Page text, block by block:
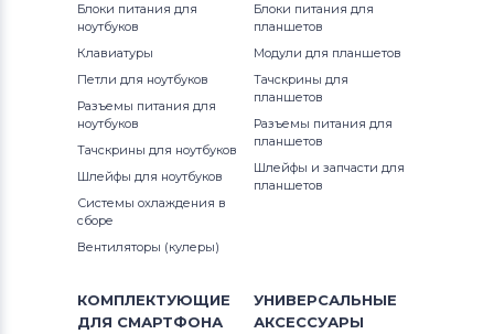
Блоки питания для
ноутбуков
Клавиатуры
Петли для ноутбуков
Разъемы питания для
ноутбуков
Тачскрины для ноутбуков
Шлейфы для ноутбуков
Системы охлаждения в
сборе
Вентиляторы (кулеры)
Блоки питания для
планшетов
Модули для планшетов
Тачскрины для
планшетов
Разъемы питания для
планшетов
Шлейфы и запчасти для
планшетов
КОМПЛЕКТУЮЩИЕ
ДЛЯ СМАРТФОНА
УНИВЕРСАЛЬНЫЕ
АКСЕССУАРЫ